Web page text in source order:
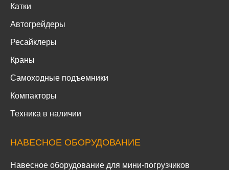
Катки
Автогрейдеры
Ресайклеры
Краны
Самоходные подъемники
Компакторы
Техника в наличии
НАВЕСНОЕ ОБОРУДОВАНИЕ
Навесное оборудование для мини-погрузчиков